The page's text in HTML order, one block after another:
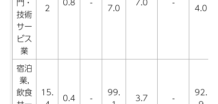
技術
サー
ビス
業
2
7.0
4.0
宿泊
業,
飲食
15.
0.4 -
99.
3.7 -
92.